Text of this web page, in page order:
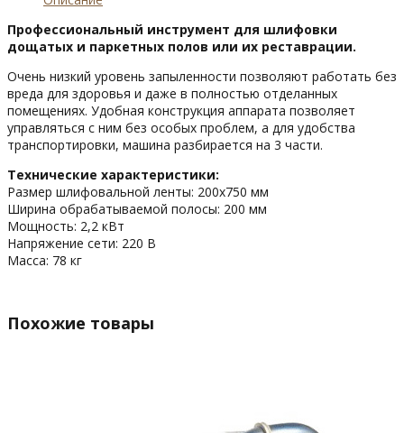
Профессиональный инструмент для шлифовки
дощатых и паркетных полов или их реставрации.
Очень низкий уровень запыленности позволяют работать без
вреда для здоровья и даже в полностью отделанных
помещениях. Удобная конструкция аппарата позволяет
управляться с ним без особых проблем, а для удобства
транспортировки, машина разбирается на 3 части.
Технические характеристики:
Размер шлифовальной ленты: 200х750 мм
Ширина обрабатываемой полосы: 200 мм
Мощность: 2,2 кВт
Напряжение сети: 220 В
Масса: 78 кг
Похожие товары